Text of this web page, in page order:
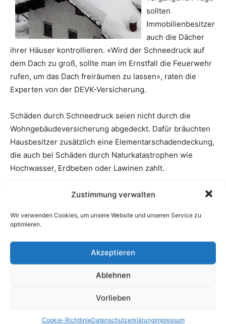
Zustimmung verwalten
Wir verwenden Cookies, um unsere Website und unseren Service zu
optimieren.
Akzeptieren
Ablehnen
Vorlieben
Cookie-RichtlinieDatenschutzerklärungimpressum